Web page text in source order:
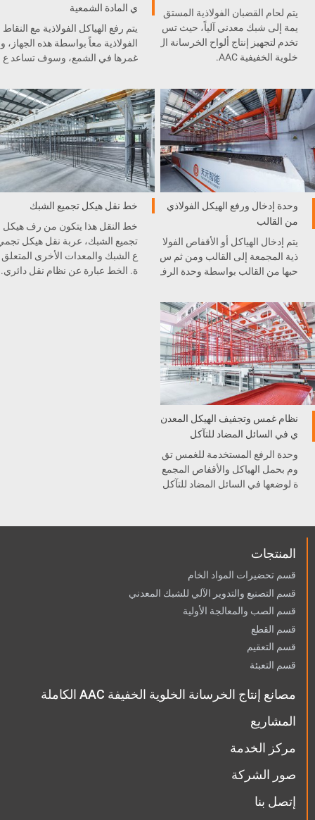
يتم لحام القضبان الفولاذية المستق
يمة إلى شبك معدني آلياً، حيث تس
تخدم لتجهيز إنتاج ألواح الخرسانة ال
خلوية الخفيفية AAC.
ي المادة الشمعية
يتم رفع الهياكل الفولاذية مع النقاط
الفولاذية معاً بواسطة هذه الجهاز، و
غمرها في الشمع، وسوف تساعد ع
المواد عند سحبها من القالب.
وحدة إدخال ورفع الهيكل الفولاذي
من القالب
يتم إدخال الهياكل أو الأقفاص الفولا
ذية المجمعة إلى القالب ومن ثم س
حبها من القالب بواسطة وحدة الرف
موضع القفص أو الشبكة في القال
ب، حيث تعد الجهاز الرئيسي والمه
م في إنتاج الخرسانة الخلوية الخف
يفة.
خط نقل هيكل تجميع الشبك
خط النقل هذا يتكون من رف هيكل
تجميع الشبك، عربة نقل هيكل
ع الشبك والمعدات الأخرى المتعلق
ة. الخط عبارة عن نظام نقل دائري.
نظام غمس وتجفيف الهيكل المعدن
ي في السائل المضاد للتآكل
وحدة الرفع المستخدمة للغمس تق
وم بحمل الهياكل والأقفاص المجمع
ة لوضعها في السائل المضاد للتآكل
المنتجات
قسم تحضيرات المواد الخام
قسم التصنيع والتدوير الآلي للشبك المعدني
قسم الصب والمعالجة الأولية
قسم القطع
قسم التعقيم
قسم التعبئة
مصانع إنتاج الخرسانة الخلوية الخفيفة AAC الكاملة
المشاريع
مركز الخدمة
صور الشركة
إتصل بنا